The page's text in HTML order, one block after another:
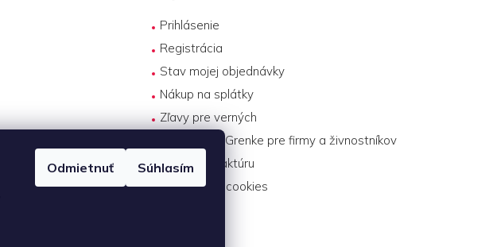
Odmietnuť Súhlasím
Prihlásenie
Registrácia
Stav mojej objednávky
Nákup na splátky
Zľavy pre verných
Biznis lízing Grenke pre firmy a živnostníkov
Platba na faktúru
Nastavenie cookies